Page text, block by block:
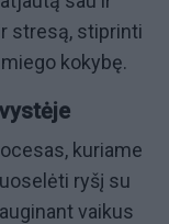
stresą, stiprinti
kokybę.
kuriame
ryšį su
vaikus